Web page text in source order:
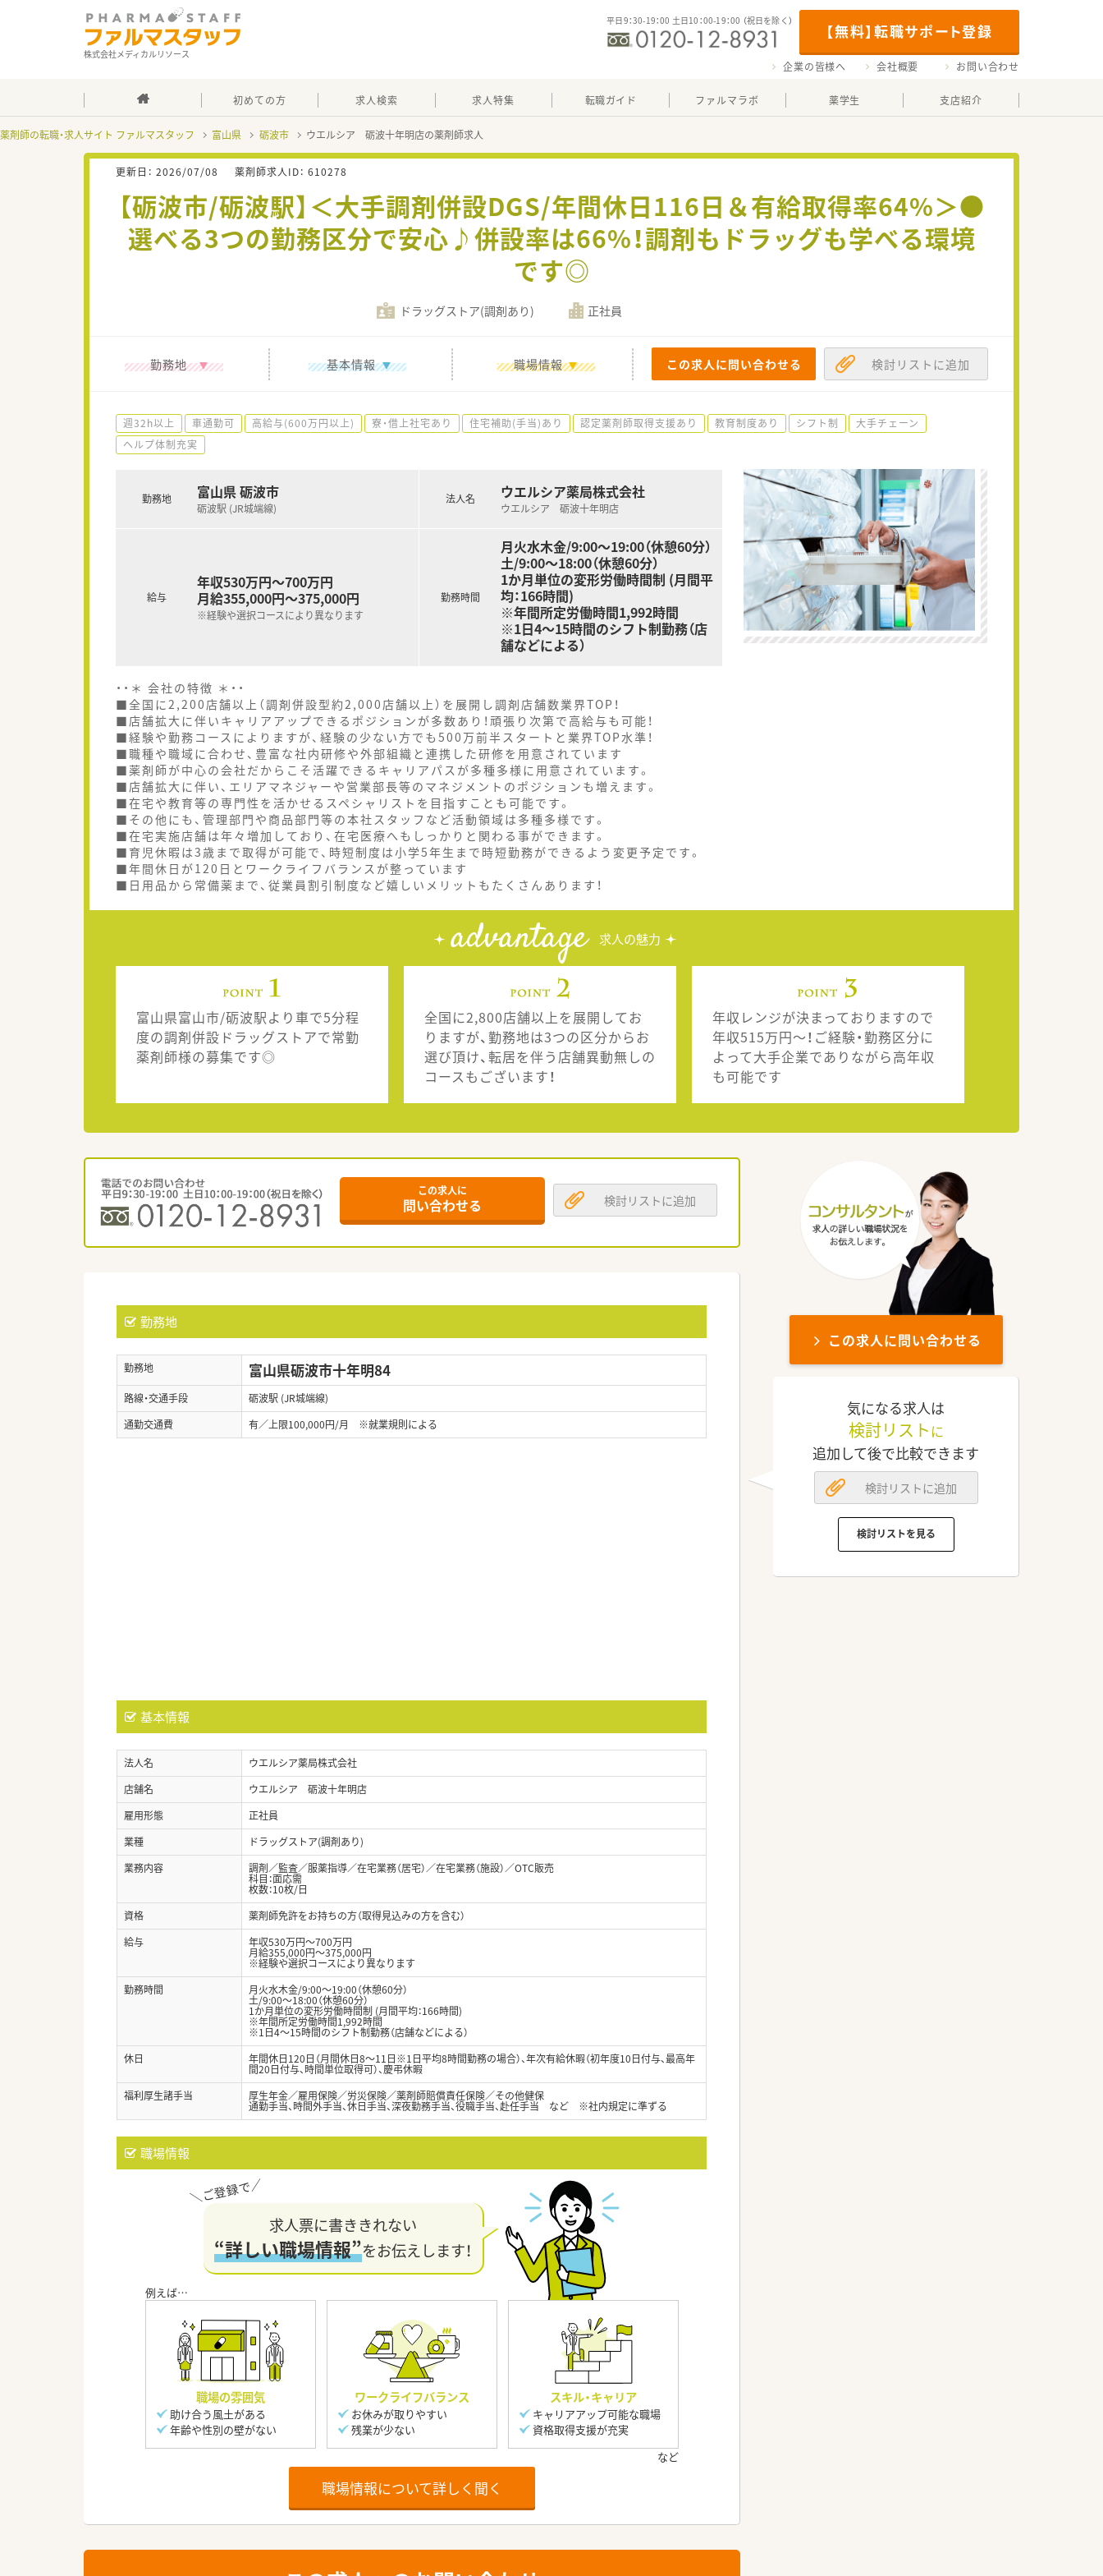
株式会社メディカルリソース
【無料】転職サポート登録
平日9：30-19：00 土日10：00-19：00 （祝日を除く）
企業の皆様へ 会社概要 お問い合わせ
初めての方 求人検索 求人特集 転職ガイド ファルマラボ 薬学生 支店紹介
薬剤師の転職・求人サイト ファルマスタッフ 富山県 砺波市 ウエルシア 砺波十年明店の薬剤師求人
更新日： 2026/07/08 薬剤師求人ID： 610278
【砺波市/砺波駅】＜大手調剤併設DGS/年間休日116日＆有給取得率64%＞●
選べる3つの勤務区分で安心♪併設率は66%！調剤もドラッグも学べる環境
です◎
ドラッグストア(調剤あり) 正社員
勤務地 基本情報 職場情報 この求人に問い合わせる 検討リストに追加
週32h以上 車通勤可 高給与(600万円以上) 寮・借上社宅あり 住宅補助(手当)あり 認定薬剤師取得支援あり 教育制度あり シフト制
大手チェーン
ヘルプ体制充実
勤務地 富山県 砺波市
砺波駅 (JR城端線)
給与
年収530万円～700万円
月給355,000円～375,000円
※経験や選択コースにより異なります
法人名 ウエルシア薬局株式会社
ウエルシア 砺波十年明店
勤務時間
月火水木金/9:00～19:00（休憩60分）
土/9:00～18:00（休憩60分）
1か月単位の変形労働時間制 (月間平
均：166時間)
※年間所定労働時間1,992時間
※1日4～15時間のシフト制勤務（店
舗などによる）
・・＊ 会社の特徴 ＊・・
■全国に2,200店舗以上（調剤併設型約2,000店舗以上）を展開し調剤店舗数業界TOP！
■店舗拡大に伴いキャリアアップできるポジションが多数あり！頑張り次第で高給与も可能！
■経験や勤務コースによりますが、経験の少ない方でも500万前半スタートと業界TOP水準！
■職種や職域に合わせ、豊富な社内研修や外部組織と連携した研修を用意されています
■薬剤師が中心の会社だからこそ活躍できるキャリアパスが多種多様に用意されています。
■店舗拡大に伴い、エリアマネジャーや営業部長等のマネジメントのポジションも増えます。
■在宅や教育等の専門性を活かせるスペシャリストを目指すことも可能です。
■その他にも、管理部門や商品部門等の本社スタッフなど活動領域は多種多様です。
■在宅実施店舗は年々増加しており、在宅医療へもしっかりと関わる事ができます。
■育児休暇は3歳まで取得が可能で、時短制度は小学5年生まで時短勤務ができるよう変更予定です。
■年間休日が120日とワークライフバランスが整っています
■日用品から常備薬まで、従業員割引制度など嬉しいメリットもたくさんあります！
advantage 求人の魅力
富山県富山市/砺波駅より車で5分程
度の調剤併設ドラッグストアで常勤
薬剤師様の募集です◎
全国に2,800店舗以上を展開してお
りますが、勤務地は3つの区分からお
選び頂け、転居を伴う店舗異動無しの
コースもございます！
年収レンジが決まっておりますので
年収515万円～！ご経験・勤務区分に
よって大手企業でありながら高年収
も可能です
この求人に
問い合わせる 検討リストに追加
勤務地
勤務地 富山県砺波市十年明84
路線・交通手段
砺波駅 (JR城端線)
通勤交通費
有／上限100,000円/月 ※就業規則による
基本情報
法人名
ウエルシア薬局株式会社
店舗名
ウエルシア 砺波十年明店
雇用形態
正社員
業種
ドラッグストア(調剤あり)
業務内容
調剤／監査／服薬指導／在宅業務（居宅）／在宅業務（施設）／OTC販売
科目：面応需
枚数：10枚/日
資格
薬剤師免許をお持ちの方（取得見込みの方を含む）
給与
年収530万円～700万円
月給355,000円～375,000円
※経験や選択コースにより異なります
勤務時間
月火水木金/9:00～19:00（休憩60分）
土/9:00～18:00（休憩60分）
1か月単位の変形労働時間制 (月間平均：166時間)
※年間所定労働時間1,992時間
※1日4～15時間のシフト制勤務（店舗などによる）
休日
年間休日120日（月間休日8～11日※1日平均8時間勤務の場合）、年次有給休暇（初年度10日付与、最高年
間20日付与、時間単位取得可）、慶弔休暇
福利厚生諸手当
厚生年金／雇用保険／労災保険／薬剤師賠償責任保険／その他健保
通勤手当、時間外手当、休日手当、深夜勤務手当、役職手当、赴任手当 など ※社内規定に準ずる
職場情報
求人票に書ききれない
“詳しい職場情報”をお伝えします！
職場の雰囲気
助け合う風土がある
年齢や性別の壁がない
ワークライフバランス
お休みが取りやすい
残業が少ない
スキル・キャリア
キャリアアップ可能な職場
資格取得支援が充実
職場情報について詳しく聞く
この求人に問い合わせる
気になる求人は
検討リスト に
追加して後で比較できます
検討リストに追加
検討リストを見る